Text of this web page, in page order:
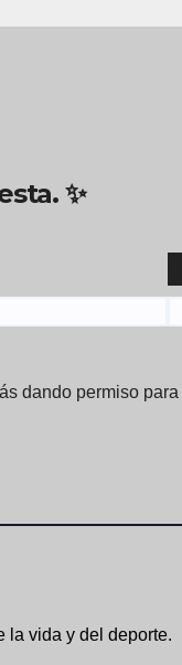
✨
dando permiso
la vida y del deporte.